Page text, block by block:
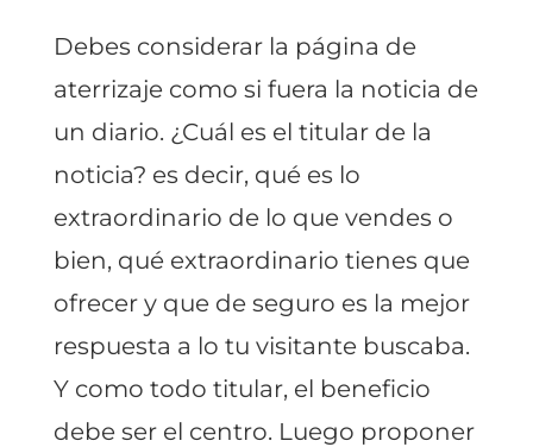
Debes considerar la página de
aterrizaje como si fuera la noticia de
un diario. ¿Cuál es el titular de la
noticia? es decir, qué es lo
extraordinario de lo que vendes o
bien, qué extraordinario tienes que
ofrecer y que de seguro es la mejor
respuesta a lo tu visitante buscaba.
Y como todo titular, el beneficio
debe ser el centro. Luego proponer